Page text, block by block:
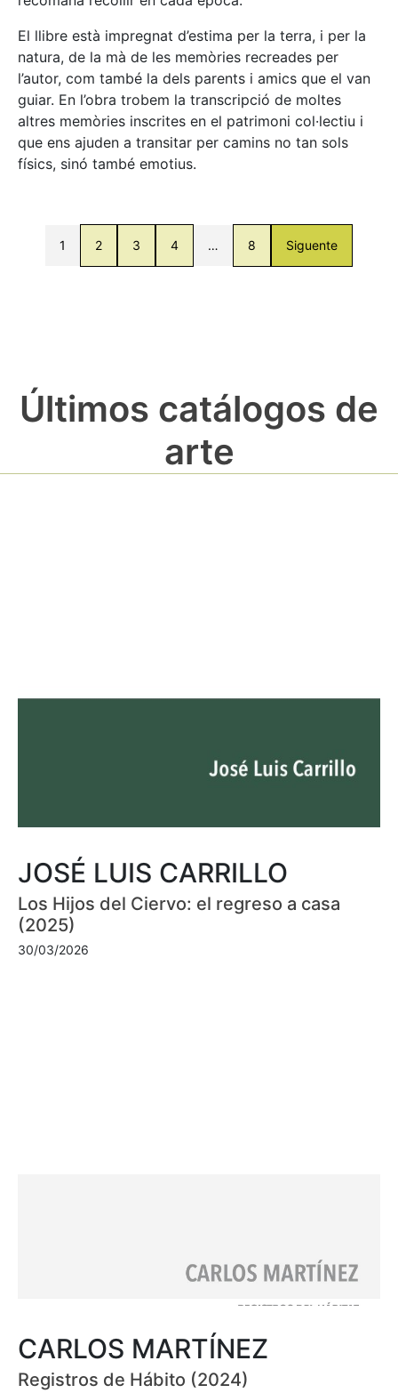
El llibre està impregnat d’estima per la terra, i per la
natura, de la mà de les memòries recreades per
l’autor, com també la dels parents i amics que el van
guiar. En l’obra trobem la transcripció de moltes
altres memòries inscrites en el patrimoni col·lectiu i
que ens ajuden a transitar per camins no tan sols
físics, sinó també emotius.
1 2 3 4 … 8 Siguente
Últimos catálogos de
arte
JOSÉ LUIS CARRILLO
Los Hijos del Ciervo: el regreso a casa
(2025)
30/03/2026
CARLOS MARTÍNEZ
Registros de Hábito (2024)